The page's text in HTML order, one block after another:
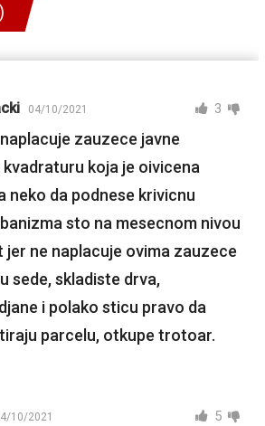
04/10/2021 3
zauzece javne
koja je oivicena
neko da podnese krivicnu
sto na mesecnom nivou
ne naplacuje ovima zauzece
sede, skladiste drva,
i polako sticu pravo da
parcelu, otkupe trotoar.
10/2021 5